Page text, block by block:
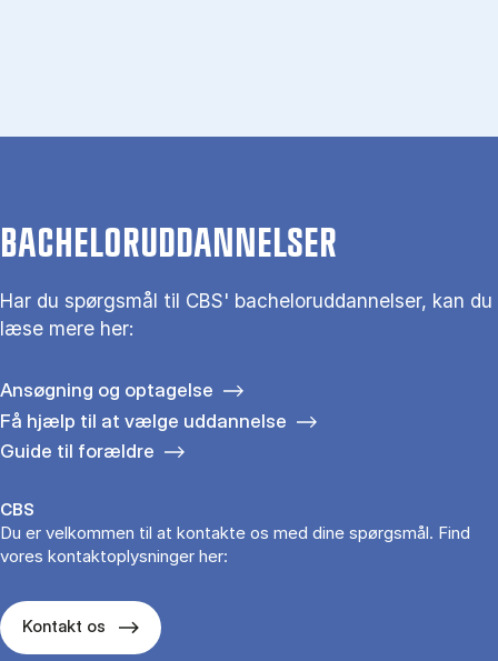
BACHELORUDDANNELSER
Har du spørgsmål til CBS' bacheloruddannelser, kan du
læse mere her:
Ansøgning og optagelse
Få hjælp til at vælge uddannelse
Guide til forældre
CBS
Du er velkommen til at kontakte os med dine spørgsmål. Find
vores kontaktoplysninger her:
Kontakt os